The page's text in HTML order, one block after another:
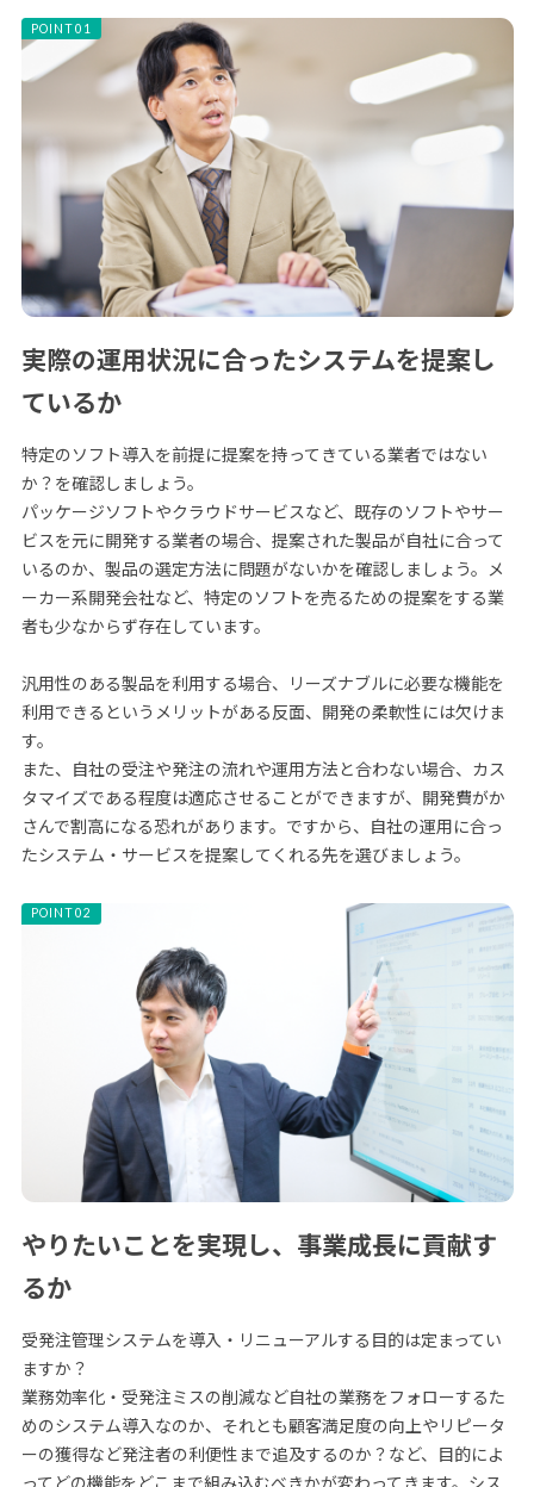
実際の運用状況に合ったシステムを提案し
ているか
特定のソフト導入を前提に提案を持ってきている業者ではない
か？を確認しましょう。
パッケージソフトやクラウドサービスなど、既存のソフトやサー
ビスを元に開発する業者の場合、提案された製品が自社に合って
いるのか、製品の選定方法に問題がないかを確認しましょう。メ
ーカー系開発会社など、特定のソフトを売るための提案をする業
者も少なからず存在しています。
汎用性のある製品を利用する場合、リーズナブルに必要な機能を
利用できるというメリットがある反面、開発の柔軟性には欠けま
す。
また、自社の受注や発注の流れや運用方法と合わない場合、カス
タマイズである程度は適応させることができますが、開発費がか
さんで割高になる恐れがあります。ですから、自社の運用に合っ
たシステム・サービスを提案してくれる先を選びましょう。
やりたいことを実現し、事業成長に貢献す
るか
受発注管理システムを導入・リニューアルする目的は定まってい
ますか？
業務効率化・受発注ミスの削減など自社の業務をフォローするた
めのシステム導入なのか、それとも顧客満足度の向上やリピータ
ーの獲得など発注者の利便性まで追及するのか？など、目的によ
ってどの機能をどこまで組み込むべきかが変わってきます。シス